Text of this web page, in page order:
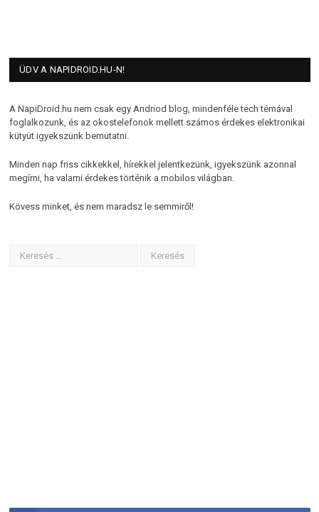
ÜDV A NAPIDROID.HU-N!
A NapiDroid.hu nem csak egy Andriod blog, mindenféle tech témával
foglalkozunk, és az okostelefonok mellett számos érdekes elektronikai
kütyüt igyekszünk bemutatni.
Minden nap friss cikkekkel, hírekkel jelentkezünk, igyekszünk azonnal
megírni, ha valami érdekes történik a mobilos világban.
Kövess minket, és nem maradsz le semmiről!